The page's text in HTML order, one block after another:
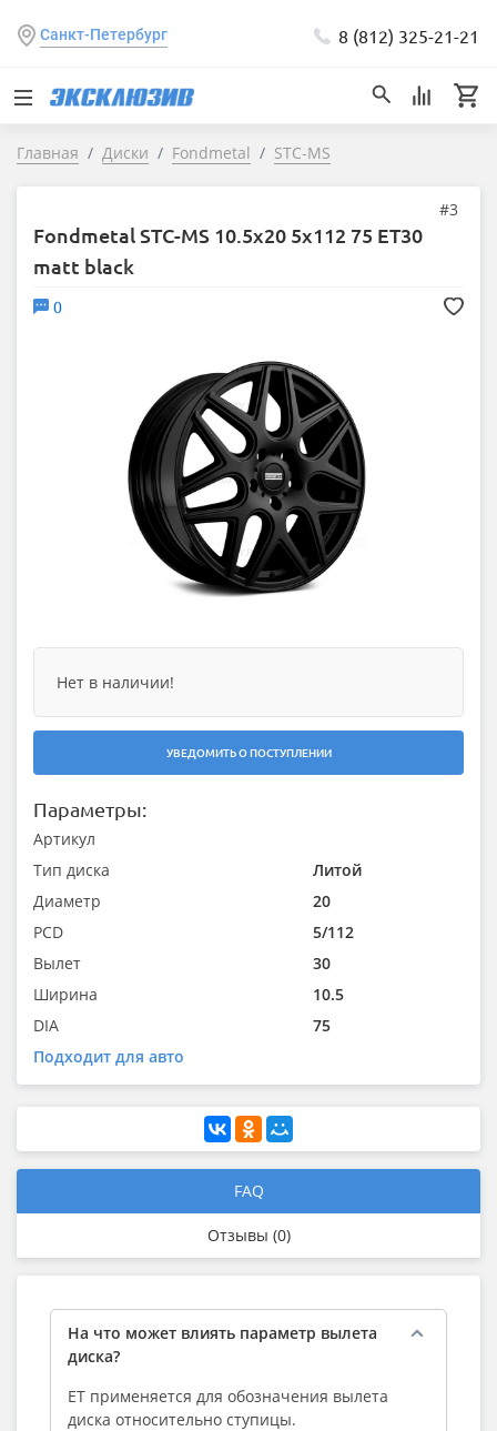
Санкт-Петербург 8 (812) 325-21-21
Главная Диски Fondmetal STC-MS
#3
Fondmetal STC-MS 10.5x20 5x112 75 ET30
matt black
0
Нет в наличии!
УВЕДОМИТЬ О ПОСТУПЛЕНИИ
Параметры:
Артикул
Тип диска
Литой
Диаметр
20
PCD
5/112
Вылет
30
Ширина
10.5
DIA
75
Подходит для авто
FAQ
Отзывы (0)
На что может влиять параметр вылета
диска?
ЕТ применяется для обозначения вылета
диска относительно ступицы.